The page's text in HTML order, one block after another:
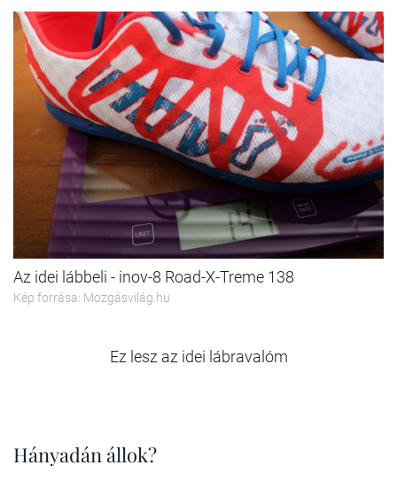
Az idei lábbeli - inov-8 Road-X-Treme 138
Kép forrása: Mozgásvilág.hu
Ez lesz az idei lábravalóm
Hányadán állok?